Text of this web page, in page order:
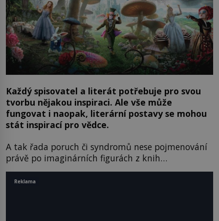
Každý spisovatel a literát potřebuje pro svou
tvorbu nějakou inspiraci. Ale vše může
fungovat i naopak, literární postavy se mohou
stát inspirací pro vědce.
A tak řada poruch či syndromů nese pojmenování
právě po imaginárních figurách z knih…
Reklama